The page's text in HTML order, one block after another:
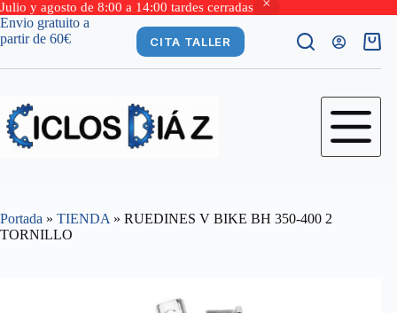
Julio y agosto de 8:00 a 14:00 tardes cerradas
Saltar
al
Envio gratuito a
partir de 60€
CITA TALLER
Carro
Portada » TIENDA » RUEDINES V BIKE BH 350-400 2
TORNILLO